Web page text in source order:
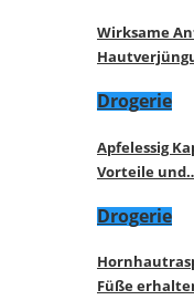
Wirksame
Drogerie
Apfelessig
Vorteile
Drogerie
Füße